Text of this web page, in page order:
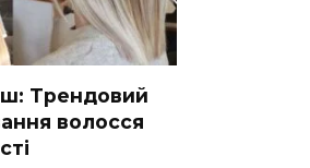
Трендовий
волосся